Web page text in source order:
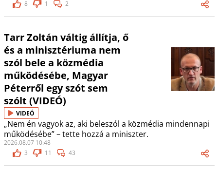
8
1 2
Tarr Zoltán váltig állítja, ő
és a minisztériuma nem
szól bele a közmédia
működésébe, Magyar
Péterről egy szót sem
szólt (VIDEÓ)
VIDEÓ
„Nem én vagyok az, aki beleszól a közmédia mindennapi
működésébe” – tette hozzá a miniszter.
2026.08.07 10:48
3
11 43